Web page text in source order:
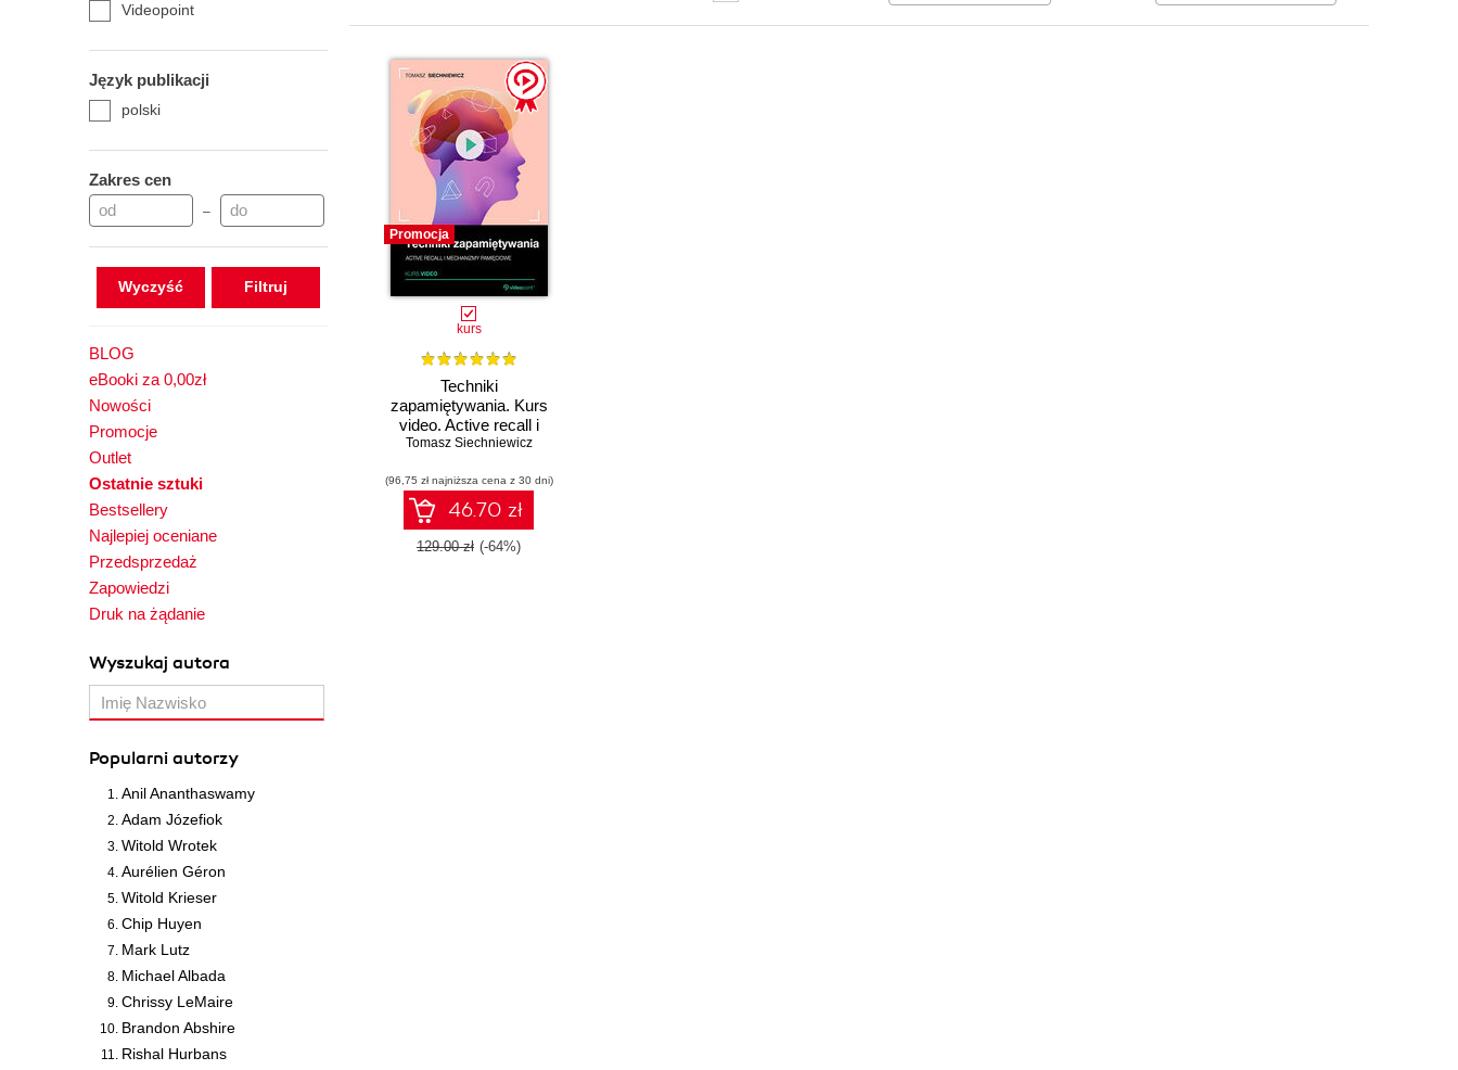
Videopoint
Język publikacji
polski
Zakres cen
–
Wyczyść
BLOG
eBooki za 0,00zł
Nowości
Promocje
Outlet
Ostatnie sztuki
Bestsellery
Najlepiej oceniane
Przedsprzedaż
Zapowiedzi
Druk na żądanie
Wyszukaj autora
Popularni autorzy
Anil Ananthaswamy
Adam Józefiok
Witold Wrotek
Aurélien Géron
Witold Krieser
Chip Huyen
Mark Lutz
Michael Albada
Chrissy LeMaire
Brandon Abshire
Rishal Hurbans
Promocja
kurs
Techniki
zapamiętywania. Kurs
video. Active recall i
mechanizmy
Tomasz Siechniewicz
(96,75 zł najniższa cena z 30 dni)
46.70 zł
129.00 zł (-64%)